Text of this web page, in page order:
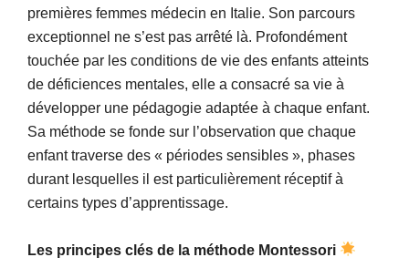
premières femmes médecin en Italie. Son parcours
exceptionnel ne s’est pas arrêté là. Profondément
touchée par les conditions de vie des enfants atteints
de déficiences mentales, elle a consacré sa vie à
développer une pédagogie adaptée à chaque enfant.
Sa méthode se fonde sur l’observation que chaque
enfant traverse des « périodes sensibles », phases
durant lesquelles il est particulièrement réceptif à
certains types d’apprentissage.
Les principes clés de la méthode Montessori